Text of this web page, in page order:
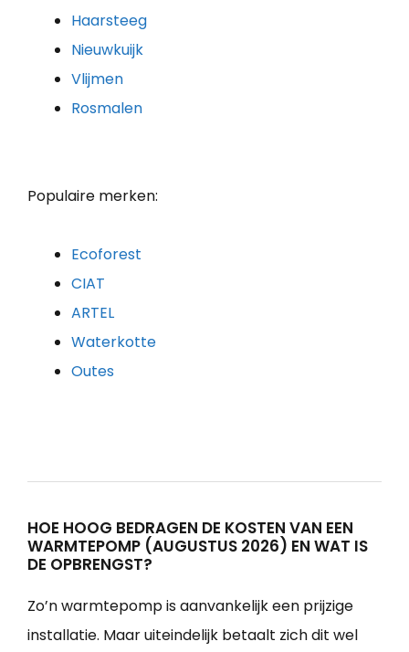
Haarsteeg
Nieuwkuijk
Vlijmen
Rosmalen
Populaire merken:
Ecoforest
CIAT
ARTEL
Waterkotte
Outes
HOE HOOG BEDRAGEN DE KOSTEN VAN EEN
WARMTEPOMP (AUGUSTUS 2026) EN WAT IS
DE OPBRENGST?
Zo’n warmtepomp is aanvankelijk een prijzige
installatie. Maar uiteindelijk betaalt zich dit wel